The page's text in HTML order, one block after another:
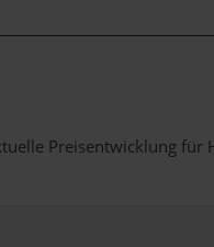
Preisentwicklung für